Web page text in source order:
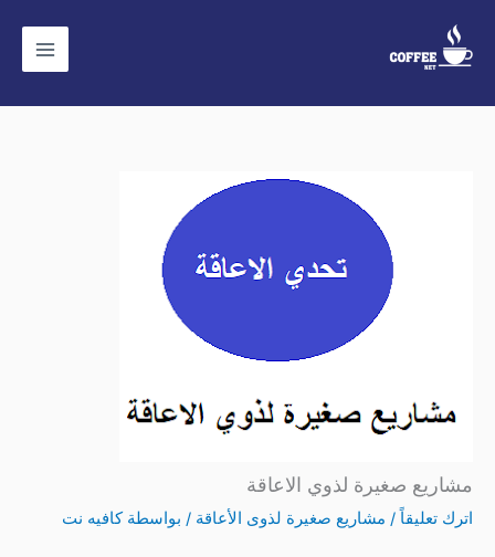
المحتوى
مشاريع صغيرة لذوي الاعاقة
اترك تعليقاً / مشاريع صغيرة لذوى الأعاقة / بواسطة كافيه نت